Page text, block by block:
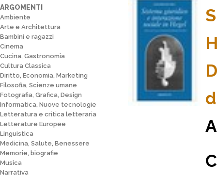
ARGOMENTI
Ambiente
Arte e Architettura
Bambini e ragazzi
Cinema
Cucina, Gastronomia
Cultura Classica
Diritto, Economia, Marketing
Filosofia, Scienze umane
Fotografia, Grafica, Design
Informatica, Nuove tecnologie
Letteratura e critica letteraria
Letterature Europee
Linguistica
Medicina, Salute, Benessere
Memorie, biografie
Musica
Narrativa